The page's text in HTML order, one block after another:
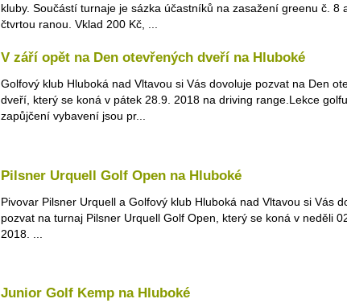
kluby. Součástí turnaje je sázka účastníků na zasažení greenu č. 8
čtvrtou ranou. Vklad 200 Kč, ...
V září opět na Den otevřených dveří na Hluboké
Golfový klub Hluboká nad Vltavou si Vás dovoluje pozvat na Den
dveří, který se koná v pátek 28.9. 2018 na driving range.Lekce
zapůjčení vybavení jsou pr...
Pilsner Urquell Golf Open na Hluboké
Pivovar Pilsner Urquell a Golfový klub Hluboká nad Vltavou si Vás
pozvat na turnaj Pilsner Urquell Golf Open, který se koná v neděli
2018. ...
Junior Golf Kemp na Hluboké